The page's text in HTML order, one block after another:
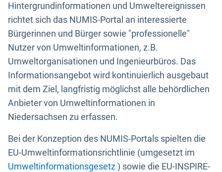
Hintergrundinformationen und Umweltereignissen
richtet sich das NUMIS-Portal an interessierte
Bürgerinnen und Bürger sowie "professionelle"
Nutzer von Umweltinformationen, z.B.
Umweltorganisationen und Ingenieurbüros. Das
Informationsangebot wird kontinuierlich ausgebaut
mit dem Ziel, langfristig möglichst alle behördlichen
Anbieter von Umweltinformationen in
Niedersachsen zu erfassen.
Bei der Konzeption des NUMIS-Portals spielten die
EU-Umweltinformationsrichtlinie (umgesetzt im
Umweltinformationsgesetz) sowie die EU-INSPIRE-